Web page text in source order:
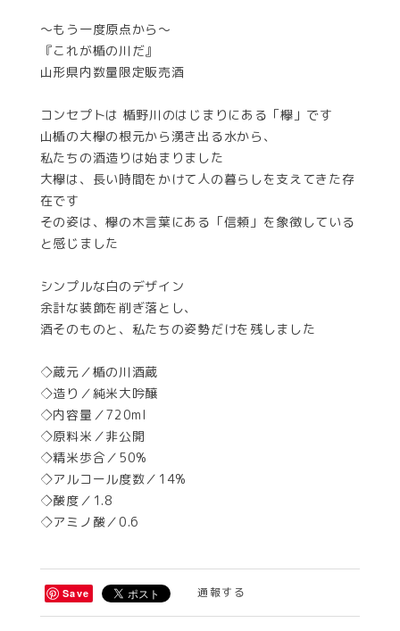
〜もう一度原点から〜
『これが楯の川だ』
山形県内数量限定販売酒
コンセプトは 楯野川のはじまりにある「欅」です
山楯の大欅の根元から湧き出る水から、
私たちの酒造りは始まりました
大欅は、長い時間をかけて人の暮らしを支えてきた存
在です
その姿は、欅の木言葉にある「信頼」を象徴している
と感じました
シンプルな白のデザイン
余計な装飾を削ぎ落とし、
酒そのものと、私たちの姿勢だけを残しました
◇蔵元／楯の川酒蔵
◇造り／純米大吟醸
◇内容量／720ml
◇原料米／非公開
◇精米歩合／50%
◇アルコール度数／14%
◇酸度／1.8
◇アミノ酸／0.6
Save 通報する